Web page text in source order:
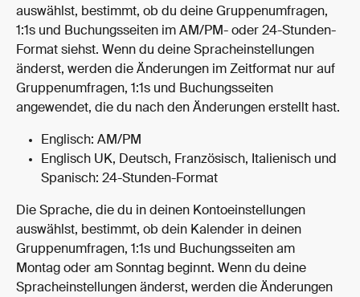
auswählst, bestimmt, ob du deine Gruppenumfragen,
1:1s und Buchungsseiten im AM/PM- oder 24-Stunden-
Format siehst. Wenn du deine Spracheinstellungen
änderst, werden die Änderungen im Zeitformat nur auf
Gruppenumfragen, 1:1s und Buchungsseiten
angewendet, die du nach den Änderungen erstellt hast.
Englisch: AM/PM
Englisch UK, Deutsch, Französisch, Italienisch und
Spanisch: 24-Stunden-Format
Die Sprache, die du in deinen Kontoeinstellungen
auswählst, bestimmt, ob dein Kalender in deinen
Gruppenumfragen, 1:1s und Buchungsseiten am
Montag oder am Sonntag beginnt. Wenn du deine
Spracheinstellungen änderst, werden die Änderungen